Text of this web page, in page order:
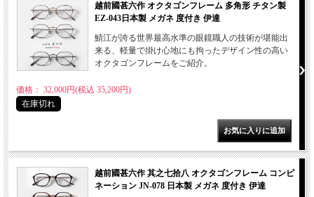
越前國甚六作 オクタゴンフレーム 多角形 チタン製
EZ-043日本製 メガネ 度付き 伊達
鯖江が誇る世界最高水準の眼鏡職人の技術が堪能出
来る、軽量で掛け心地にも拘ったデザイン性の高い
オクタゴンフレームをご紹介。
価格： 32,000円(税込 35,200円)
在庫切れ
越前國甚六作 其之七拾八 オクタゴンフレーム コンビ
ネーション JN-078 日本製 メガネ 度付き 伊達